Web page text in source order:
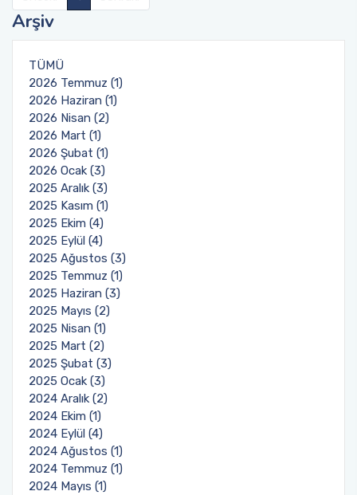
Arşiv
TÜMÜ
2026 Temmuz (1)
2026 Haziran (1)
2026 Nisan (2)
2026 Mart (1)
2026 Şubat (1)
2026 Ocak (3)
2025 Aralık (3)
2025 Kasım (1)
2025 Ekim (4)
2025 Eylül (4)
2025 Ağustos (3)
2025 Temmuz (1)
2025 Haziran (3)
2025 Mayıs (2)
2025 Nisan (1)
2025 Mart (2)
2025 Şubat (3)
2025 Ocak (3)
2024 Aralık (2)
2024 Ekim (1)
2024 Eylül (4)
2024 Ağustos (1)
2024 Temmuz (1)
2024 Mayıs (1)
Uluslararasılaşma
Öğrenci için Bilgi